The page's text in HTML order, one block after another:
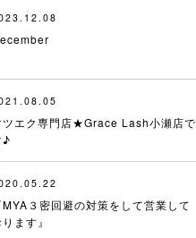
ツエク専門店★Grace Lash小瀬店で
♪
MYA３密回避の対策をして営業して
ます』